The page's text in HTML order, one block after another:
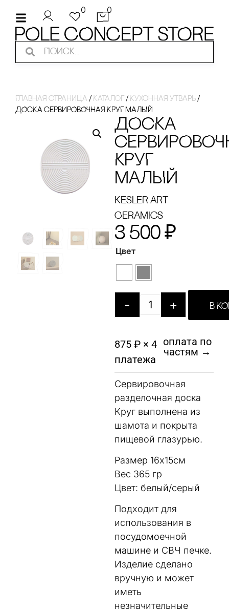
0 0
Главная страница / Каталог / Кухонная утварь /
ДОсКА сЕРВИРОВОЧНАЯ КРУГ МАЛЫЙ
ДОсКА
КРУГ
МАЛЫЙ
Kesler art
Ceramics
3 500 ₽
Цвет
- + В
875 ₽ × 4
платежа
оплата по
частям →
Сервировочная
разделочная доска
Круг выполнена из
шамота и покрыта
пищевой глазурью.
Размер 16х15см
Вес 365 гр
Цвет: белый/серый
Подходит для
использования в
посудомоечной
машине и СВЧ печке.
Изделие сделано
вручную и может
иметь
незначительные